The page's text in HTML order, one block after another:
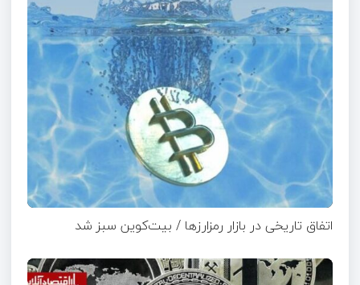
اتفاق تاریخی در بازار رمزارزها / بیت‌کوین سبز شد